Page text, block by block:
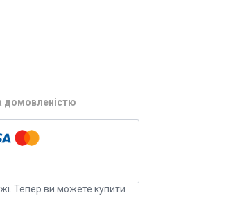
домовленістю
Тепер ви можете купити